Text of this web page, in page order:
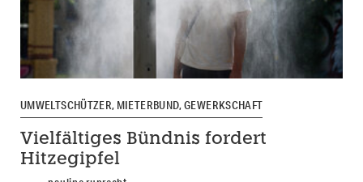
UMWELTSCHÜTZER, MIETERBUND, GEWERKSCHAFT
Vielfältiges Bündnis fordert
Hitzegipfel